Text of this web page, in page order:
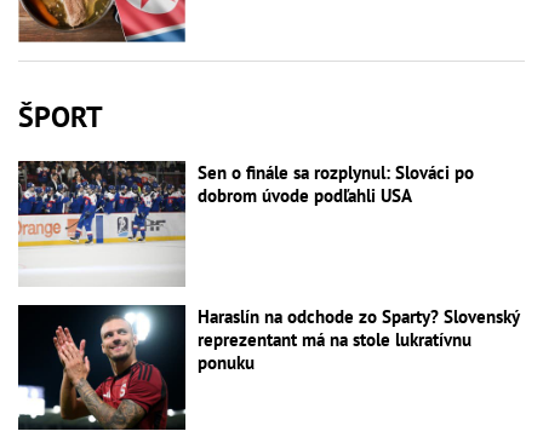
ŠPORT
Sen o finále sa rozplynul: Slováci po
dobrom úvode podľahli USA
Haraslín na odchode zo Sparty? Slovenský
reprezentant má na stole lukratívnu
ponuku